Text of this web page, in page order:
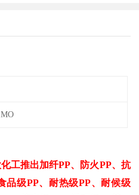
工推出加纤PP、防火PP、抗
品级PP、耐热级PP、耐候级